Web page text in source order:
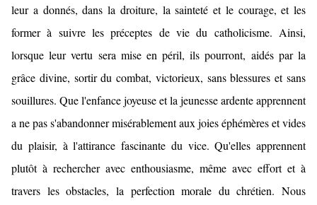
leur a donnés, dans la droiture, la sainteté et le courage, et les
former à suivre les préceptes de vie du catholicisme. Ainsi,
lorsque leur vertu sera mise en péril, ils pourront, aidés par la
grâce divine, sortir du combat, victorieux, sans blessures et sans
souillures. Que l'enfance joyeuse et la jeunesse ardente apprennent
a ne pas s'abandonner misérablement aux joies éphémères et vides
du plaisir, à l'attirance fascinante du vice. Qu'elles apprennent
plutôt à rechercher avec enthousiasme, même avec effort et à
travers les obstacles, la perfection morale du chrétien. Nous